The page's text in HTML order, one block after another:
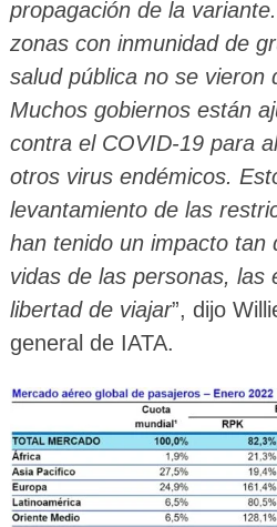
propagación de la
zonas con inmunidad de
salud pública no se vieron
Muchos gobiernos están
contra el COVID-19 para
otros virus endémicos.
levantamiento de las
han tenido un impacto tan
vidas de las personas, las
libertad de viajar”, dijo
general de IATA.